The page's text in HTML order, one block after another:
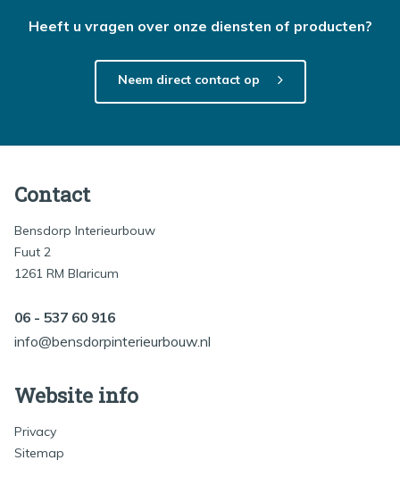
Heeft u vragen over onze diensten of producten?
Neem direct contact op
Contact
Bensdorp Interieurbouw
Fuut 2
1261 RM Blaricum
06 - 537 60 916
info@bensdorpinterieurbouw.nl
Website info
Privacy
Sitemap